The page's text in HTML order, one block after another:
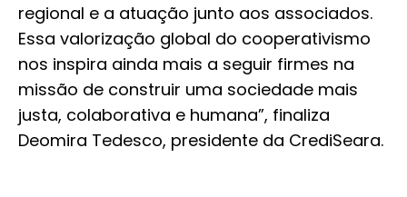
regional e a atuação junto aos associados.
Essa valorização global do cooperativismo
nos inspira ainda mais a seguir firmes na
missão de construir uma sociedade mais
justa, colaborativa e humana”, finaliza
Deomira Tedesco, presidente da CrediSeara.